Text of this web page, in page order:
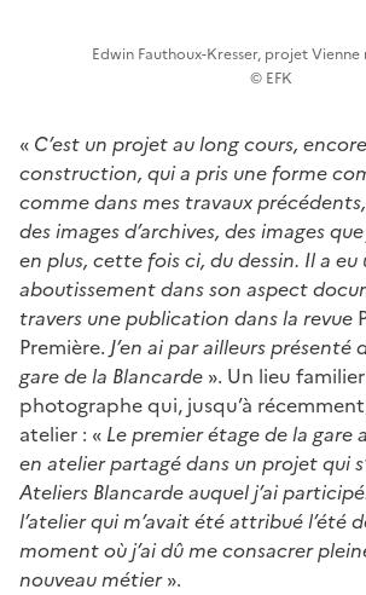
Edwin Fauthoux-Kresser, projet Vienne
© EFK
« C’est un projet au long cours,
construction, qui a pris une forme
comme dans mes travaux
des images d’archives, des images
en plus, cette fois ci, du dessin. Il a
aboutissement dans son aspect
travers une publication dans la revue
Première. J’en ai par ailleurs présenté
gare de la Blancarde ». Un lieu
photographe qui, jusqu’à
atelier : « Le premier étage de la gare
en atelier partagé dans un projet qui
Ateliers Blancarde auquel j’ai
l’atelier qui m’avait été attribué l’été
moment où j’ai dû me consacrer
nouveau métier».